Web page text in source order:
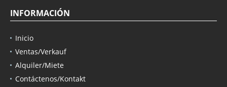
INFORMACIÓN
Inicio
Ventas/Verkauf
Alquiler/Miete
Contáctenos/Kontakt